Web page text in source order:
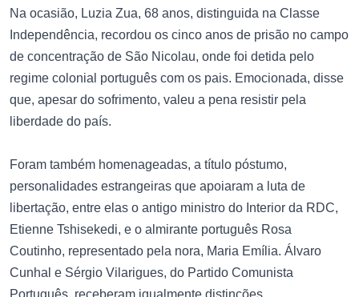
Na ocasião, Luzia Zua, 68 anos, distinguida na Classe
Independência, recordou os cinco anos de prisão no campo
de concentração de São Nicolau, onde foi detida pelo
regime colonial português com os pais. Emocionada, disse
que, apesar do sofrimento, valeu a pena resistir pela
liberdade do país.
Foram também homenageadas, a título póstumo,
personalidades estrangeiras que apoiaram a luta de
libertação, entre elas o antigo ministro do Interior da RDC,
Etienne Tshisekedi, e o almirante português Rosa
Coutinho, representado pela nora, Maria Emília. Álvaro
Cunhal e Sérgio Vilarigues, do Partido Comunista
Português, receberam igualmente distinções.